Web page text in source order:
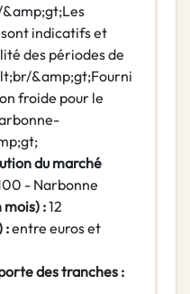
indicatifs et
des périodes de
&amp;gt;Fourni
froide pour le
du marché
- Narbonne
mois) :12
:entre euros et
des tranches :